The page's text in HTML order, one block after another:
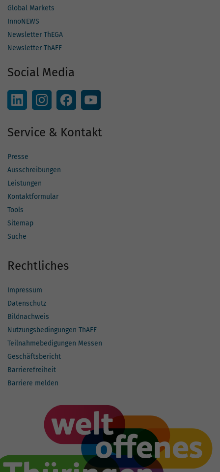
Global Markets
InnoNEWS
Newsletter ThEGA
Newsletter ThAFF
Social Media
Service & Kontakt
Presse
Ausschreibungen
Leistungen
Kontaktformular
Tools
Sitemap
Suche
Rechtliches
Impressum
Datenschutz
Bildnachweis
Nutzungsbedingungen ThAFF
Teilnahmebedigungen Messen
Geschäftsbericht
Barrierefreiheit
Barriere melden